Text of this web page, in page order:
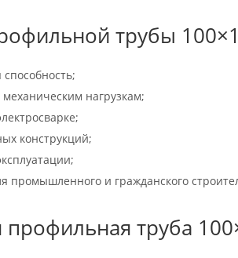
трубы
нагрузкам;
конструкций;
промышленного и гражданского
профильная труба